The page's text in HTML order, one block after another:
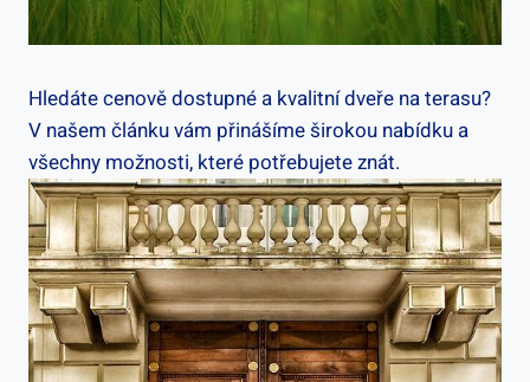
Hledáte cenově dostupné a kvalitní dveře na terasu?
V našem článku vám přinášíme širokou nabídku a
všechny možnosti, které potřebujete znát.